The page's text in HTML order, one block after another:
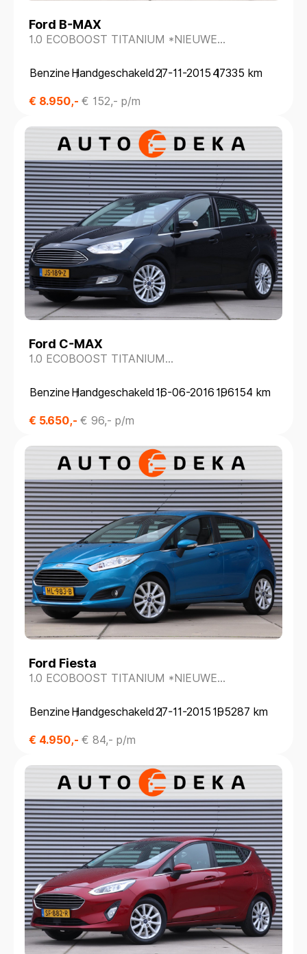
Ford B-MAX
1.0 ECOBOOST TITANIUM *NIEUWE
Benzine Handgeschakeld27-11-2015 47335 km
€ 8.950,- € 152,- p/m
Ford C-MAX
1.0 ECOBOOST TITANIUM
Benzine Handgeschakeld 16-06-2016 196154 km
€ 5.650,- € 96,- p/m
Ford Fiesta
1.0 ECOBOOST TITANIUM *NIEUWE
Benzine Handgeschakeld27-11-2015 195287 km
€ 4.950,- € 84,- p/m